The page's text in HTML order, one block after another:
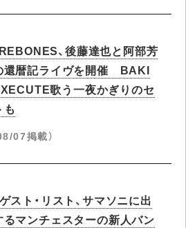
、後藤達也と阿部芳
還暦記ライヴを開催 BAKI
歌う一夜かぎりのセ
も
07掲載）
スト・リスト、サマソニに出
るマンチェスターの新人バン